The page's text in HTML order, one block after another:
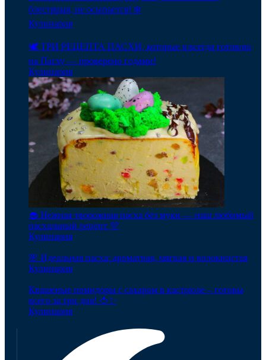
блестящая, не осыпается! ❄️
Кулинария
🕊️ ТРИ РЕЦЕПТА ПАСХИ, которые я всегда готовлю
на Пасху — проверено годами!
Кулинария
🧁 Нежная творожная пасха без муки — наш любимый
пасхальный рецепт 💛
Кулинария
🌸 Идеальная пасха: ароматная, мягкая и волокнистая
Кулинария
Квашеные помидоры с сахаром в кастрюле – готовы
всего за три дня! 🍅✨
Кулинария